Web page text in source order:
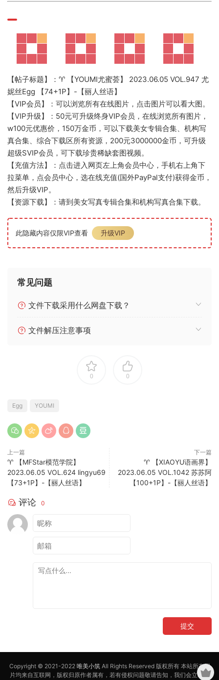
【帖子标题】：♈ 【YOUMI尤蜜荟】 2023.06.05 VOL.947 尤
妮丝Egg 【74+1P】-【丽人丝语】
【VIP会员】：可以浏览所有在线图片，点击图片可以看大图。
【VIP升级】：50元可升级终身VIP会员，在线浏览所有图片，
w100元优惠价，150万金币，可以下载美女专辑合集、机构写
真合集、综合下载区所有资源，200元3000000金币，可升级
超级SVIP会员，可下载珍贵稀缺套图视频。
【充值方法】：点击进入网页左上角会员中心，手机右上角下
拉菜单，点会员中心，选在线充值(国外PayPal支付)获得金币，
然后升级VIP。
【资源下载】：请到美女写真专辑合集和机构写真合集下载。
此隐藏内容仅限VIP查看 升级VIP
常见问题
文件下载采用什么网盘下载？
文件解压注意事项
0 0
Egg YOUMI
上一篇
♈ 【MFStar模范学院】
2023.06.05 VOL.624 lingyu69
【73+1P】-【丽人丝语】
下一篇
♈ 【XIAOYU语画界】
2023.06.05 VOL.1042 苏苏阿
【100+1P】-【丽人丝语】
评论 0
提交
Copyright © 2021-2022 唯美小筑All Rights Reserved 版权所有 本站所有图
片均来自互联网，版权归原作者属有，若有侵权问题敬请告知，我们会立即处